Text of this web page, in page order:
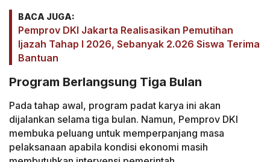
BACA JUGA:
Pemprov DKI Jakarta Realisasikan Pemutihan
Ijazah Tahap I 2026, Sebanyak 2.026 Siswa Terima
Bantuan
Program Berlangsung Tiga Bulan
Pada tahap awal, program padat karya ini akan
dijalankan selama tiga bulan. Namun, Pemprov DKI
membuka peluang untuk memperpanjang masa
pelaksanaan apabila kondisi ekonomi masih